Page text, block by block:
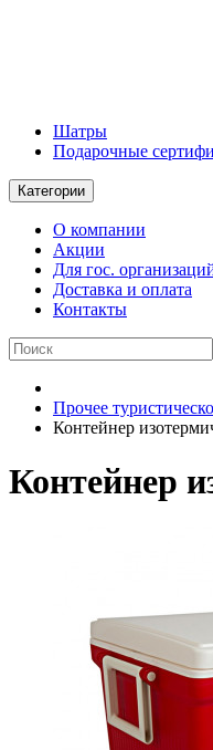
Шатры
Подарочные
Категории
О компании
Акции
Для гос.
Доставка и оплата
Контакты
Прочее
Контейнер
Контейнер